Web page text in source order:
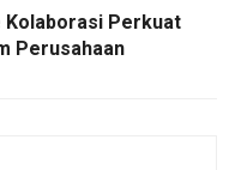
Kolaborasi Perkuat
Perusahaan